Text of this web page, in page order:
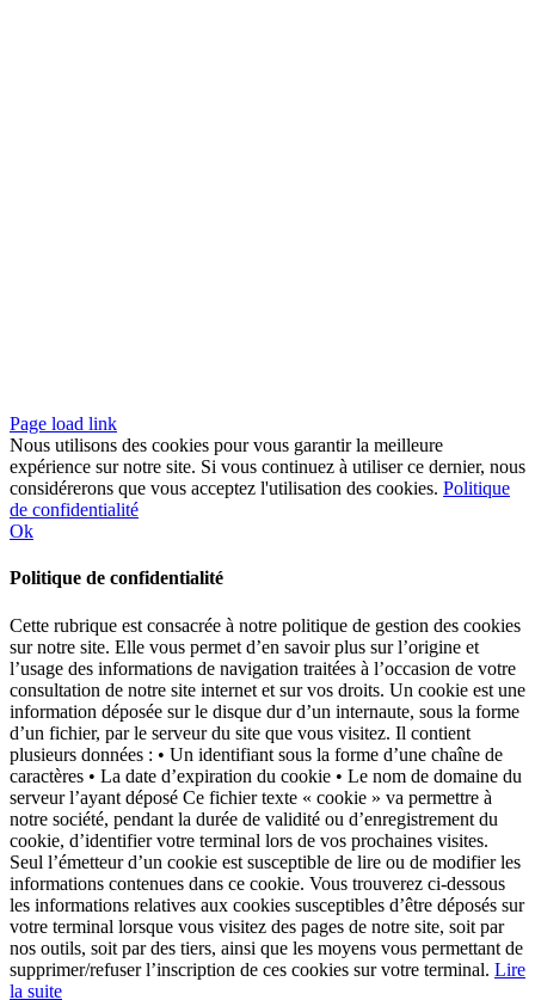
Page load link
Nous utilisons des cookies pour vous garantir la meilleure
expérience sur notre site. Si vous continuez à utiliser ce dernier, nous
considérerons que vous acceptez l'utilisation des cookies. Politique
de confidentialité
Ok
Politique de confidentialité
Cette rubrique est consacrée à notre politique de gestion des cookies
sur notre site. Elle vous permet d’en savoir plus sur l’origine et
l’usage des informations de navigation traitées à l’occasion de votre
consultation de notre site internet et sur vos droits. Un cookie est une
information déposée sur le disque dur d’un internaute, sous la forme
d’un fichier, par le serveur du site que vous visitez. Il contient
plusieurs données : • Un identifiant sous la forme d’une chaîne de
caractères • La date d’expiration du cookie • Le nom de domaine du
serveur l’ayant déposé Ce fichier texte « cookie » va permettre à
notre société, pendant la durée de validité ou d’enregistrement du
cookie, d’identifier votre terminal lors de vos prochaines visites.
Seul l’émetteur d’un cookie est susceptible de lire ou de modifier les
informations contenues dans ce cookie. Vous trouverez ci-dessous
les informations relatives aux cookies susceptibles d’être déposés sur
votre terminal lorsque vous visitez des pages de notre site, soit par
nos outils, soit par des tiers, ainsi que les moyens vous permettant de
supprimer/refuser l’inscription de ces cookies sur votre terminal. Lire
la suite